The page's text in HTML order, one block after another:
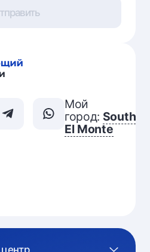
Мой
город: South
El Monte